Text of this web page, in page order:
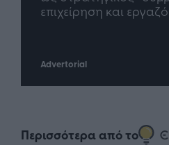
Advertorial
Περισσότερα από το